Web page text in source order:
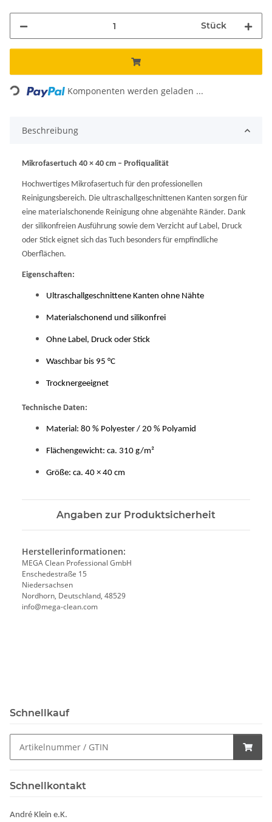
Stück
Loading... Komponenten werden geladen ...
Beschreibung
Mikrofasertuch 40 × 40 cm – Profiqualität
Hochwertiges Mikrofasertuch für den professionellen
Reinigungsbereich. Die ultraschallgeschnittenen Kanten sorgen für
eine materialschonende Reinigung ohne abgenähte Ränder. Dank
der silikonfreien Ausführung sowie dem Verzicht auf Label, Druck
oder Stick eignet sich das Tuch besonders für empfindliche
Oberflächen.
Eigenschaften:
Ultraschallgeschnittene Kanten ohne Nähte
Materialschonend und silikonfrei
Ohne Label, Druck oder Stick
Waschbar bis 95 °C
Trocknergeeignet
Technische Daten:
Material: 80 % Polyester / 20 % Polyamid
Flächengewicht: ca. 310 g/m²
Größe: ca. 40 × 40 cm
Angaben zur Produktsicherheit
Herstellerinformationen:
MEGA Clean Professional GmbH
Enschedestraße 15
Niedersachsen
Nordhorn, Deutschland, 48529
info@mega-clean.com
Schnellkauf
Schnellkontakt
André Klein e.K.